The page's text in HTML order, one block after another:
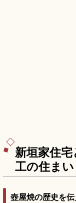
新垣家住
工の住まい
壺屋焼の歴史を